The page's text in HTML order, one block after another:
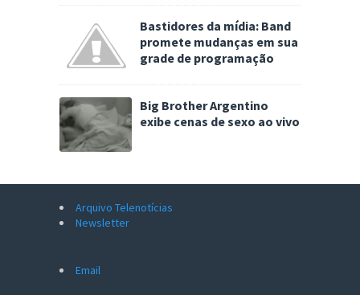
Bastidores da mídia: Band
promete mudanças em sua
grade de programação
Big Brother Argentino
exibe cenas de sexo ao vivo
Arquivo Telenotícias
Newsletter
Email